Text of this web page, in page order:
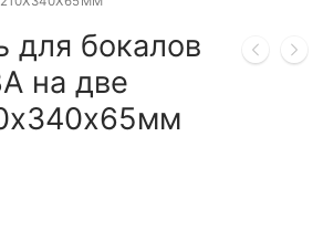
для бокалов
на две